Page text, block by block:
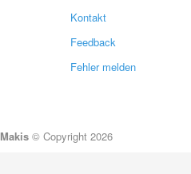
Kontakt
Feedback
Fehler melden
Makis© Copyright 2026